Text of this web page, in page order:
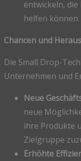
entwickeln,
helfen können.
Chancen und
Die Small Drop-
Unternehmen und
Neue
neue
ihre Produkte
Zielgruppe
Erhöhte